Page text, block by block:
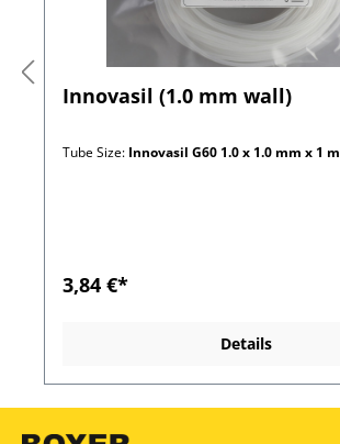
Innovasil (1.0 mm wall)
Tube Size: Innovasil G60 1.0 x 1.0 mm x 1 m
3,84 €*
Details